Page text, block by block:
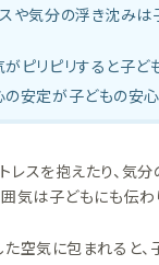
や気分の浮き沈みは
ピリピリすると子ど
安定が子どもの安
レスを抱えたり、気
気は子どもにも伝わ
空気に包まれると、